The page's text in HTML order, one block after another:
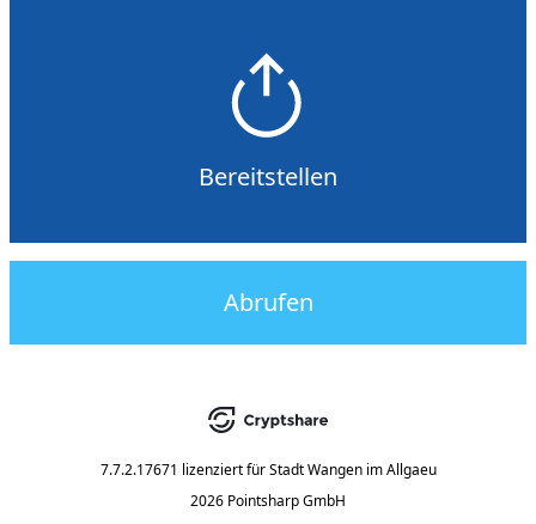
Bereitstellen
Abrufen
7.7.2.17671 lizenziert für Stadt Wangen im Allgaeu
2026 Pointsharp GmbH